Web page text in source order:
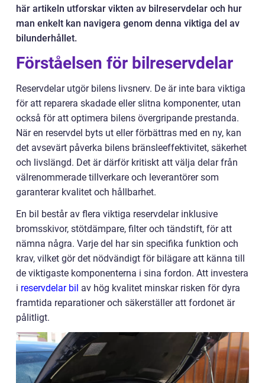
här artikeln utforskar vikten av bilreservdelar och hur
man enkelt kan navigera genom denna viktiga del av
bilunderhållet.
Förståelsen för bilreservdelar
Reservdelar utgör bilens livsnerv. De är inte bara viktiga
för att reparera skadade eller slitna komponenter, utan
också för att optimera bilens övergripande prestanda.
När en reservdel byts ut eller förbättras med en ny, kan
det avsevärt påverka bilens bränsleeffektivitet, säkerhet
och livslängd. Det är därför kritiskt att välja delar från
välrenommerade tillverkare och leverantörer som
garanterar kvalitet och hållbarhet.
En bil består av flera viktiga reservdelar inklusive
bromsskivor, stötdämpare, filter och tändstift, för att
nämna några. Varje del har sin specifika funktion och
krav, vilket gör det nödvändigt för bilägare att känna till
de viktigaste komponenterna i sina fordon. Att investera
i reservdelar bil av hög kvalitet minskar risken för dyra
framtida reparationer och säkerställer att fordonet är
pålitligt.